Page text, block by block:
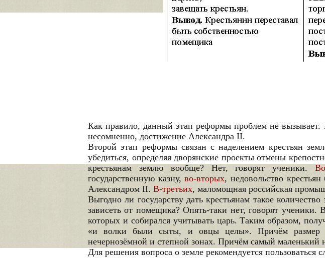
Как правило, данный этап реформы проблем не вызывает.
несомненно, достижение Александра II.
Второй этап реформы связан с наделением крестьян
убедиться, определяя дворянские проекты отмены
крестьянам землю вообще? Нет, говорят ученики.
государственную казну,во-вторых, недовольство
Александром II. В-третьих, маломощная российская
Выгодно ли государству дать крестьянам такое
зависеть от помещика? Опять-таки нет, говорят
которых и собирался учитывать царь. Таким образом,
«и волки были сыты, и овцы целы». Причём размер
нечернозёмной и степной зонах. Причём самый
Для решения вопроса о земле рекомендуется